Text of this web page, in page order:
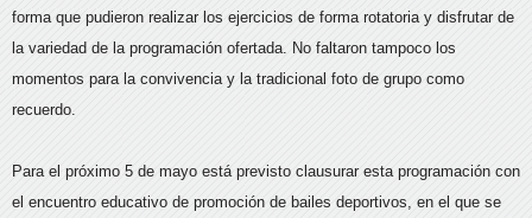
forma que pudieron realizar los ejercicios de forma rotatoria y disfrutar de
la variedad de la programación ofertada. No faltaron tampoco los
momentos para la convivencia y la tradicional foto de grupo como
recuerdo.
Para el próximo 5 de mayo está previsto clausurar esta programación con
el encuentro educativo de promoción de bailes deportivos, en el que se